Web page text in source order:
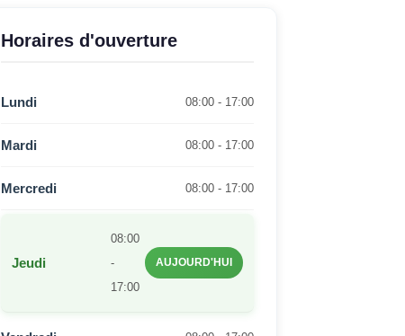
Horaires d'ouverture
Lundi 08:00 - 17:00
Mardi 08:00 - 17:00
Mercredi 08:00 - 17:00
Jeudi
08:00
-
17:00
AUJOURD'HUI